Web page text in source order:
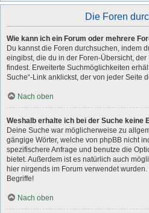
Die Foren
Wie kann ich ein Forum oder mehrere
Du kannst die Foren durchsuchen, indem
eingibst, die du in der Foren-Übersicht,
findest. Erweiterte Suchmöglichkeiten
Suche“-Link anklickst, der von jeder Seite
Nach oben
Weshalb erhalte ich bei der Suche keine
Deine Suche war möglicherweise zu
gängige Wörter, welche von phpBB nicht
spezifischere Anfrage und benutze die
bietet. Außerdem ist es natürlich auch
hier nirgends im Forum verwendet
Begriffe!
Nach oben